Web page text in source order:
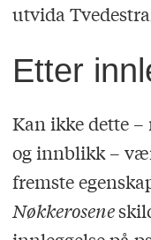
utvida
Etter
Kan ikke dette
og innblikk –
fremste
Nøkkerosene